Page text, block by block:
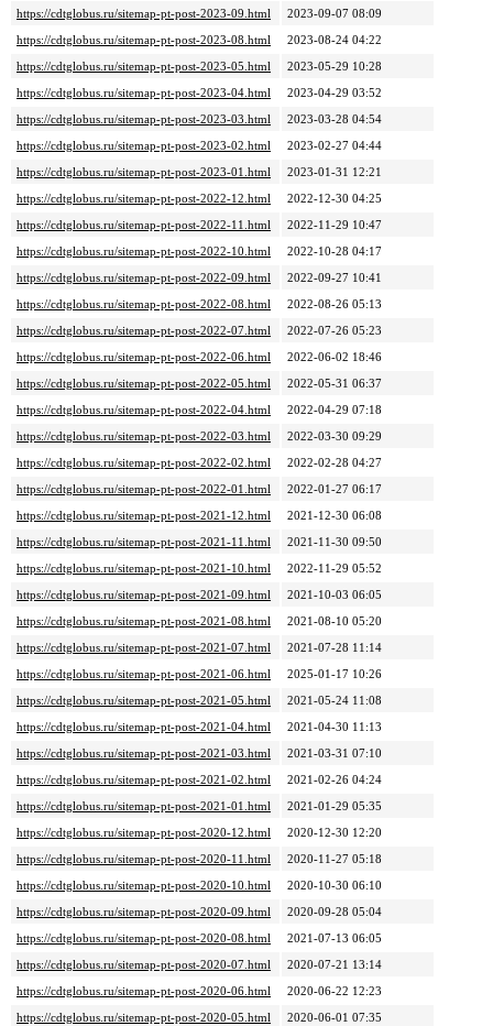
https://cdtglobus.ru/sitemap-pt-post-2023-09.html
2023-09-07 08:09
https://cdtglobus.ru/sitemap-pt-post-2023-08.html
2023-08-24 04:22
https://cdtglobus.ru/sitemap-pt-post-2023-05.html
2023-05-29 10:28
https://cdtglobus.ru/sitemap-pt-post-2023-04.html
2023-04-29 03:52
https://cdtglobus.ru/sitemap-pt-post-2023-03.html
2023-03-28 04:54
https://cdtglobus.ru/sitemap-pt-post-2023-02.html
2023-02-27 04:44
https://cdtglobus.ru/sitemap-pt-post-2023-01.html
2023-01-31 12:21
https://cdtglobus.ru/sitemap-pt-post-2022-12.html
2022-12-30 04:25
https://cdtglobus.ru/sitemap-pt-post-2022-11.html
2022-11-29 10:47
https://cdtglobus.ru/sitemap-pt-post-2022-10.html
2022-10-28 04:17
https://cdtglobus.ru/sitemap-pt-post-2022-09.html
2022-09-27 10:41
https://cdtglobus.ru/sitemap-pt-post-2022-08.html
2022-08-26 05:13
https://cdtglobus.ru/sitemap-pt-post-2022-07.html
2022-07-26 05:23
https://cdtglobus.ru/sitemap-pt-post-2022-06.html
2022-06-02 18:46
https://cdtglobus.ru/sitemap-pt-post-2022-05.html
2022-05-31 06:37
https://cdtglobus.ru/sitemap-pt-post-2022-04.html
2022-04-29 07:18
https://cdtglobus.ru/sitemap-pt-post-2022-03.html
2022-03-30 09:29
https://cdtglobus.ru/sitemap-pt-post-2022-02.html
2022-02-28 04:27
https://cdtglobus.ru/sitemap-pt-post-2022-01.html
2022-01-27 06:17
https://cdtglobus.ru/sitemap-pt-post-2021-12.html
2021-12-30 06:08
https://cdtglobus.ru/sitemap-pt-post-2021-11.html
2021-11-30 09:50
https://cdtglobus.ru/sitemap-pt-post-2021-10.html
2022-11-29 05:52
https://cdtglobus.ru/sitemap-pt-post-2021-09.html
2021-10-03 06:05
https://cdtglobus.ru/sitemap-pt-post-2021-08.html
2021-08-10 05:20
https://cdtglobus.ru/sitemap-pt-post-2021-07.html
2021-07-28 11:14
https://cdtglobus.ru/sitemap-pt-post-2021-06.html
2025-01-17 10:26
https://cdtglobus.ru/sitemap-pt-post-2021-05.html
2021-05-24 11:08
https://cdtglobus.ru/sitemap-pt-post-2021-04.html
2021-04-30 11:13
https://cdtglobus.ru/sitemap-pt-post-2021-03.html
2021-03-31 07:10
https://cdtglobus.ru/sitemap-pt-post-2021-02.html
2021-02-26 04:24
https://cdtglobus.ru/sitemap-pt-post-2021-01.html
2021-01-29 05:35
https://cdtglobus.ru/sitemap-pt-post-2020-12.html
2020-12-30 12:20
https://cdtglobus.ru/sitemap-pt-post-2020-11.html
2020-11-27 05:18
https://cdtglobus.ru/sitemap-pt-post-2020-10.html
2020-10-30 06:10
https://cdtglobus.ru/sitemap-pt-post-2020-09.html
2020-09-28 05:04
https://cdtglobus.ru/sitemap-pt-post-2020-08.html
2021-07-13 06:05
https://cdtglobus.ru/sitemap-pt-post-2020-07.html
2020-07-21 13:14
https://cdtglobus.ru/sitemap-pt-post-2020-06.html
2020-06-22 12:23
https://cdtglobus.ru/sitemap-pt-post-2020-05.html
2020-06-01 07:35